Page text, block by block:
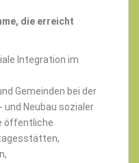
die erreicht
Integration im
Gemeinden bei der
und Neubau sozialer
öffentliche